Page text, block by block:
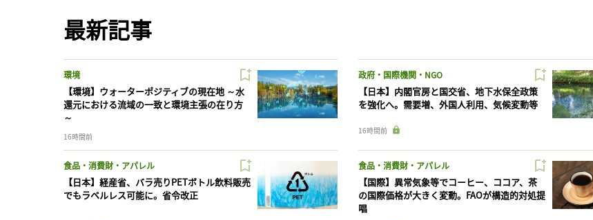
最新記事
環境
【環境】ウォーターポジティブの現在地 ～水
還元における流域の一致と環境主張の在り方
～
16時間前
政府・国際機関・NGO
【日本】内閣官房と国交省、地下水保全政策
を強化へ。需要増、外国人利用、気候変動等
16時間前
食品・消費財・アパレル
【日本】経産省、バラ売りPETボトル飲料販売
でもラベルレス可能に。省令改正
食品・消費財・アパレル
【国際】異常気象等でコーヒー、ココア、茶
の国際価格が大きく変動。FAOが構造的対処提
唱